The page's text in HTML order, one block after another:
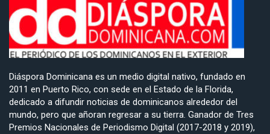
Diáspora Dominicana es un medio digital nativo, fundado en
2011 en Puerto Rico, con sede en el Estado de la Florida,
dedicado a difundir noticias de dominicanos alrededor del
mundo, pero que añoran regresar a su tierra. Ganador de Tres
Premios Nacionales de Periodismo Digital (2017-2018 y 2019),